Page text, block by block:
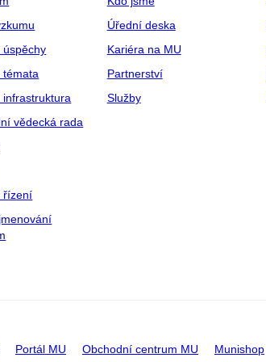
úspěchy
témata
infrastruktura
vědecká rada
řízení
Úřední deska
Kariéra na MU
Partnerství
Služby
Portál MU Obchodní centrum MU Munishop